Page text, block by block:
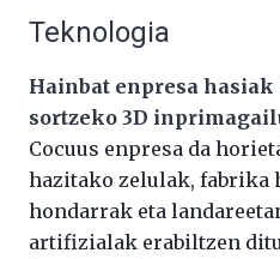
Teknologia
Hainbat enpresa
sortzeko 3D
Cocuus enpresa da
hazitako zelulak, fabrika
hondarrak eta
artifizialak erabiltzen